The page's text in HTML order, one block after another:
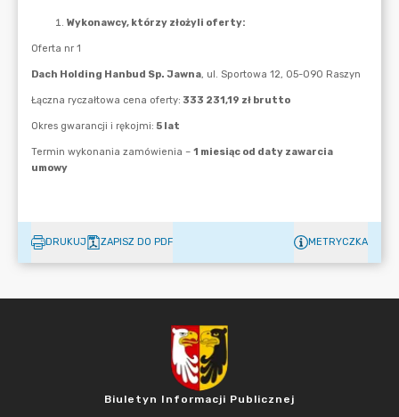
DRUKUJ ZAPISZ DO PDF METRYCZKA
Biuletyn Informacji Publicznej